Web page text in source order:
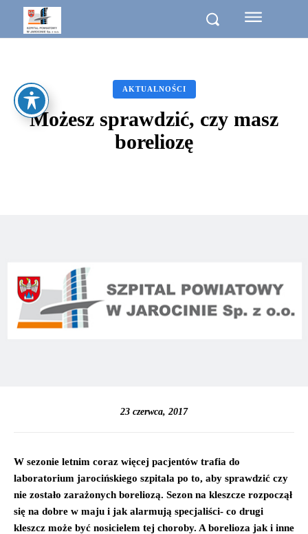
AKTUALNOŚCI
Możesz sprawdzić, czy masz
boreliozę
23 czerwca, 2017
W sezonie letnim coraz więcej pacjentów trafia do
laboratorium jarocińskiego szpitala po to, aby sprawdzić czy
nie zostało zarażonych boreliozą. Sezon na kleszcze rozpoczął
się na dobre w maju i jak alarmują specjaliści- co drugi
kleszcz może być nosicielem tej choroby. A borelioza jak i inne